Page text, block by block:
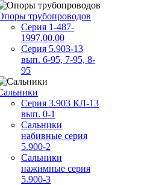
трубопроводов
Серия 1-487-
1997.00.00
Серия 5.903-13
вып. 6-95, 7-95, 8-
95
Серия 3.903 КЛ-13
вып. 0-1
Сальники
набивные серия
5.900-2
Сальники
нажимные серия
5.900-3